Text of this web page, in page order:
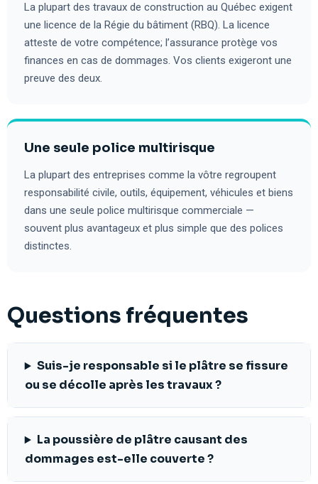
La plupart des travaux de construction au Québec exigent
une licence de la Régie du bâtiment (RBQ). La licence
atteste de votre compétence; l’assurance protège vos
finances en cas de dommages. Vos clients exigeront une
preuve des deux.
Une seule police multirisque
La plupart des entreprises comme la vôtre regroupent
responsabilité civile, outils, équipement, véhicules et biens
dans une seule police multirisque commerciale —
souvent plus avantageux et plus simple que des polices
distinctes.
Questions fréquentes
Suis-je responsable si le plâtre se fissure
ou se décolle après les travaux ?
La poussière de plâtre causant des
dommages est-elle couverte ?